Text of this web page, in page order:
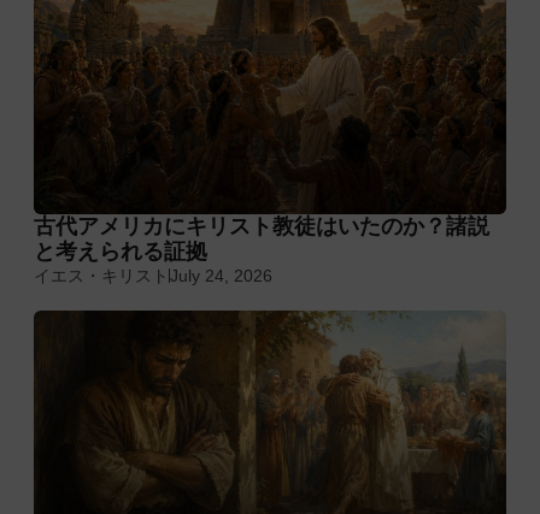
古代アメリカにキリスト教徒はいたのか？諸説
と考えられる証拠
イエス・キリスト July 24, 2026